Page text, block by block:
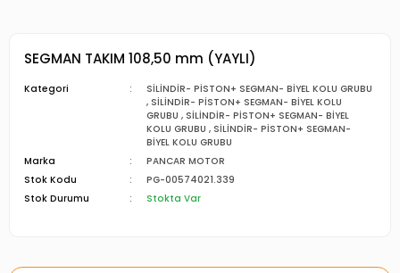
SEGMAN TAKIM 108,50 mm (YAYLI)
Kategori
SİLİNDİR- PİSTON+ SEGMAN- BİYEL KOLU GRUBU
, SİLİNDİR- PİSTON+ SEGMAN- BİYEL KOLU
GRUBU , SİLİNDİR- PİSTON+ SEGMAN- BİYEL
KOLU GRUBU , SİLİNDİR- PİSTON+ SEGMAN-
BİYEL KOLU GRUBU
Marka
PANCAR MOTOR
Stok Kodu
PG-00574021.339
Stok Durumu
Stokta Var